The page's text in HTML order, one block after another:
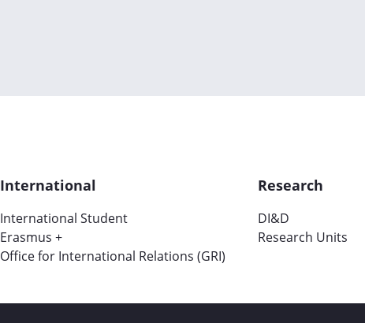
International
International Student
Erasmus +
Office for International Relations (GRI)
Research
DI&D
Research Units